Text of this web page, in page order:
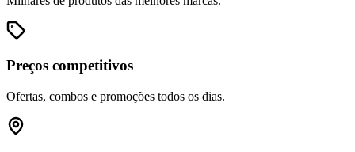
Preços competitivos
Ofertas, combos e promoções todos os dias.